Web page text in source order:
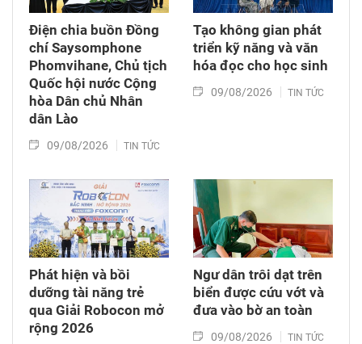
Điện chia buồn Đồng
chí Saysomphone
Phomvihane, Chủ tịch
Quốc hội nước Cộng
hòa Dân chủ Nhân
dân Lào
09/08/2026 TIN TỨC
Tạo không gian phát
triển kỹ năng và văn
hóa đọc cho học sinh
09/08/2026 TIN TỨC
Phát hiện và bồi
dưỡng tài năng trẻ
qua Giải Robocon mở
rộng 2026
Ngư dân trôi dạt trên
biển được cứu vớt và
đưa vào bờ an toàn
09/08/2026 TIN TỨC